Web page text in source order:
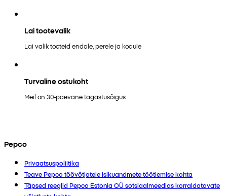
Lai tootevalik
Lai valik tooteid endale, perele ja kodule
Turvaline ostukoht
Meil on 30-päevane tagastusõigus
Pepco
Privaatsuspoliitika
Teave Pepco töövõtjatele isikuandmete töötlemise kohta
Täpsed reeglid Pepco Estonia OÜ sotsiaalmeedias korraldatavate